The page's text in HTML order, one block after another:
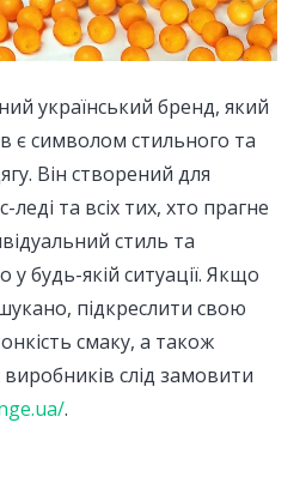
український бренд, який
є символом стильного та
Він створений для
леді та всіх тих, хто прагне
стиль та
у будь-якій ситуації. Якщо
підкреслити свою
смаку, а також
слід замовити
.